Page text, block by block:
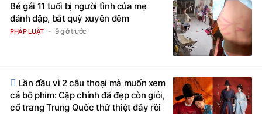
Bé gái 11 tuổi bị người tình của mẹ
đánh đập, bắt quỳ xuyên đêm
PHÁP LUẬT 9 giờ trước
Lần đầu vì 2 câu thoại mà muốn xem
cả bộ phim: Cặp chính đã đẹp còn giỏi,
cổ trang Trung Quốc thứ thiệt đây rồi